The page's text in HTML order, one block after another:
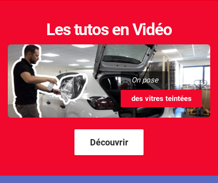
Jaguar
Jeep
Jetour
Kandi
Karma
Lada
Les tutos en Vidéo
On pose
des vitres teintées
Découvrir